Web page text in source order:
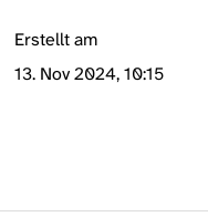
Erstellt am
13. Nov 2024, 10:15